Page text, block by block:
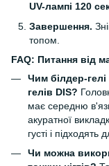
UV-лампі 120
Завершення.
топом.
FAQ: Питання від
Чим білдер-гелі
гелів DIS?
має середню
акуратної
густі і
Чи можна